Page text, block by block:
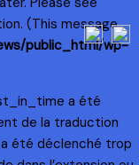
(This message
public_html/wp-
a été
de la traduction
a été déclenché trop